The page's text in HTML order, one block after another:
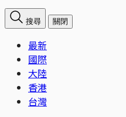
搜尋 關閉
最新
國際
大陸
香港
台灣